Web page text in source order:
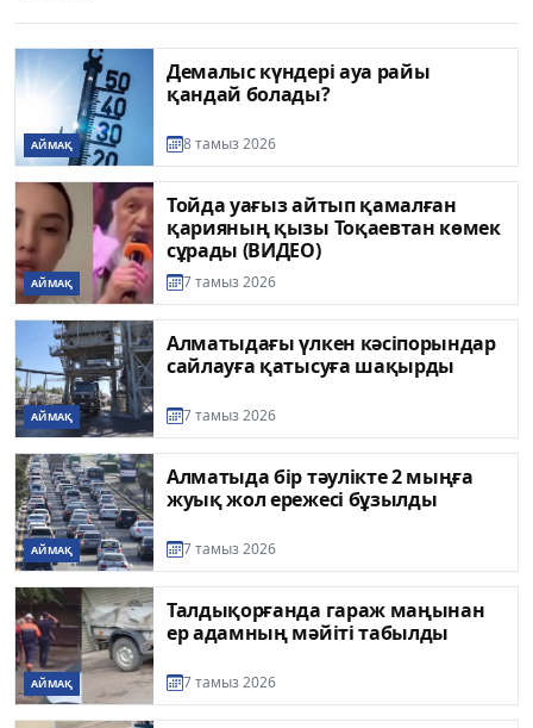
АЙМАҚ
Демалыс күндері ауа райы
қандай болады?
8 тамыз 2026
АЙМАҚ
Тойда уағыз айтып қамалған
қарияның қызы Тоқаевтан көмек
сұрады (ВИДЕО)
7 тамыз 2026
АЙМАҚ
Алматыдағы үлкен кәсіпорындар
сайлауға қатысуға шақырды
7 тамыз 2026
АЙМАҚ
Алматыда бір тәулікте 2 мыңға
жуық жол ережесі бұзылды
7 тамыз 2026
АЙМАҚ
Талдықорғанда гараж маңынан
ер адамның мәйіті табылды
7 тамыз 2026